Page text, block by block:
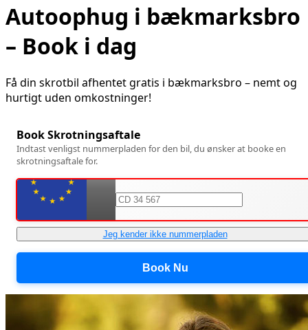
Autoophug i bækmarksbro
– Book i dag
Få din skrotbil afhentet gratis i bækmarksbro – nemt og
hurtigt uden omkostninger!
Book Skrotningsaftale
Indtast venligst nummerpladen for den bil, du ønsker at booke en
skrotningsaftale for.
Jeg kender ikke nummerpladen
Book Nu